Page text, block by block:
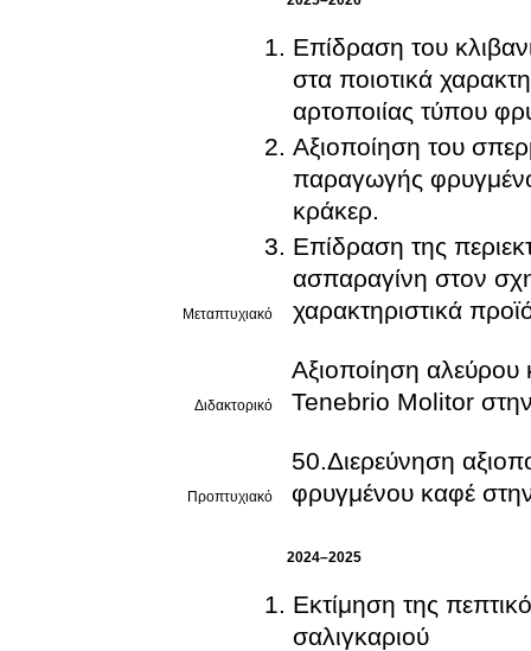
Μεταπτυχιακό
Επίδραση του
στα ποιοτικά
αρτοποιίας τύπου
Αξιοποίηση του
παραγωγής
κράκερ.
Επίδραση της
ασπαραγίνη στον
χαρακτηριστικά
Διδακτορικό
Αξιοποίηση
Tenebrio Molitor
Προπτυχιακό
50.Διερεύνηση
φρυγμένου καφέ
2024–2025
Εκτίμηση της
σαλιγκαριού